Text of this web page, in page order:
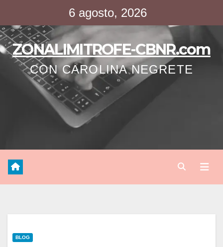
contenido
6 agosto, 2026
ZONALIMITROFE-CBNR.com
CON CAROLINA NEGRETE
BLOG